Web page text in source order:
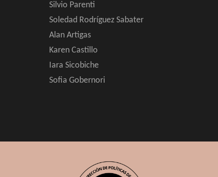
Silvio Parenti
Soledad Rodríguez Sabater
Alan Artigas
Karen Castillo
Iara Sicobiche
Sofia Gobernori